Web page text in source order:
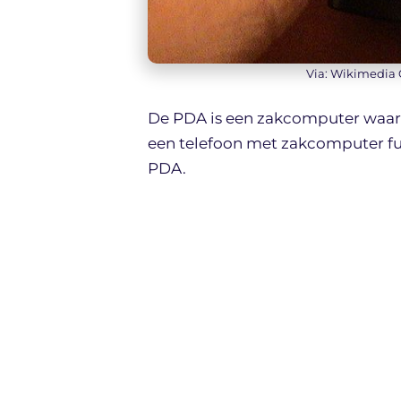
Via: Wikimedia
De PDA is een zakcomputer
een telefoon met zakcomputer
PDA.